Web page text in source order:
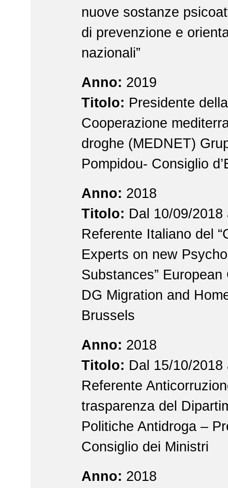
nuove sostanze
di prevenzione e
nazionali”
Anno: 2019
Titolo: Presidente
Cooperazione
droghe (MEDNET)
Pompidou- Consiglio
Anno: 2018
Titolo: Dal 10/09/2018
Referente Italiano del
Experts on new
Substances”
DG Migration and
Brussels
Anno: 2018
Titolo: Dal 15/10/
Referente
trasparenza del
Politiche Antidroga –
Consiglio dei Ministri
Anno: 2018